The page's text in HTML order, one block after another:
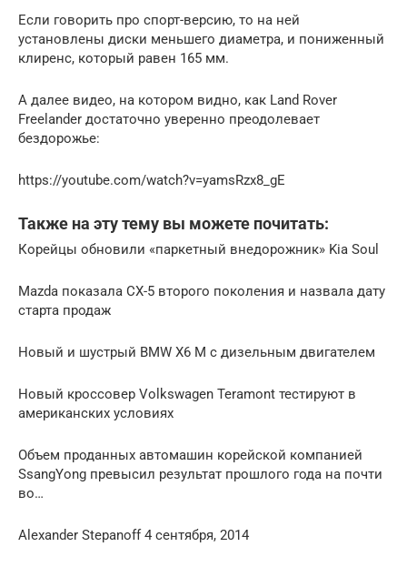
Если говорить про спорт-версию, то на ней
установлены диски меньшего диаметра, и пониженный
клиренс, который равен 165 мм.
А далее видео, на котором видно, как Land Rover
Freelander достаточно уверенно преодолевает
бездорожье:
https://youtube.com/watch?v=yamsRzx8_gE
Также на эту тему вы можете почитать:
Корейцы обновили «паркетный внедорожник» Kia Soul
Mazda показала CX-5 второго поколения и назвала дату
старта продаж
Новый и шустрый BMW X6 М с дизельным двигателем
Новый кроссовер Volkswagen Teramont тестируют в
американских условиях
Объем проданных автомашин корейской компанией
SsangYong превысил результат прошлого года на почти
во…
Alexander Stepanoff 4 сентября, 2014